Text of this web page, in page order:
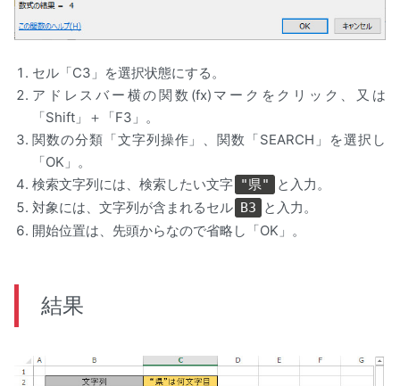
セル「C3」を選択状態にする。
アドレスバー横の関数(fx)マークをクリック、又は
「Shift」＋「F3」。
関数の分類「文字列操作」、関数「SEARCH」を選択し
「OK」。
検索文字列には、検索したい文字 "県"
と入力。
対象には、文字列が含まれるセル B3
と入力。
開始位置は、先頭からなので省略し「OK」。
結果